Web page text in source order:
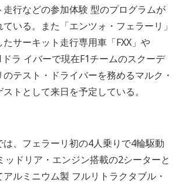
行などの参加体験 型のプログラムが
いる。また「エンツォ・フェラーリ」
サーキット走行専用車「FXX」や
ドラ イバーで現在F1チームのスクーデ
テスト・ドライバーを務めるマルク・
トとして来日を予定している。
は、フェラーリ初の4人乗りで4輪駆動
ッドリア・エンジン搭載の2シーターと
ルミニウム製 フルリトラクタブル・